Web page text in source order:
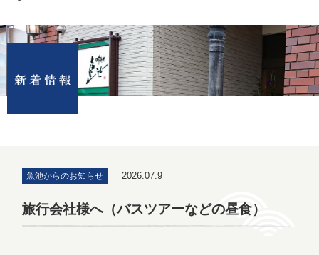
魚池からのお知らせ 2026.07.9
旅行会社様へ（バスツアーなどの昼食）